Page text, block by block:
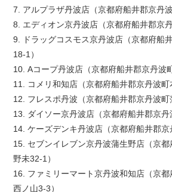
7. アルプラザ丹波店（京都府船井郡京丹
8. エディオン京丹波店（京都府船井郡京
9. ドラッグコスモス京丹波店（京都府船
18-1）
10. Aコープ丹波店（京都府船井郡京丹波
11. コメリ和知店（京都府船井郡京丹波町
12. フレスポ丹波（京都府船井郡京丹波町
13. ダイソー京丹波店（京都府船井郡京丹
14. ケーズデンキ丹波店（京都府船井郡京
15. セブンイレブン京丹波蒲生野店（京
野未32-1）
16. ファミリーマート京丹波和知店（京
西ノ山3-3）